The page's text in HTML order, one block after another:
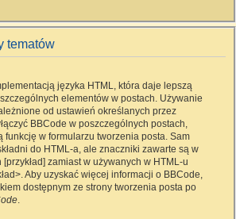
tematów
języka HTML, która daje lepszą
elementów w postach. Używanie
od ustawień określanych przez
BBCode w poszczególnych postach,
w formularzu tworzenia posta. Sam
do HTML-a, ale znaczniki zawarte są w
zamiast w używanych w HTML-u
Aby uzyskać więcej informacji o BBCode,
dostępnym ze strony tworzenia posta po
.